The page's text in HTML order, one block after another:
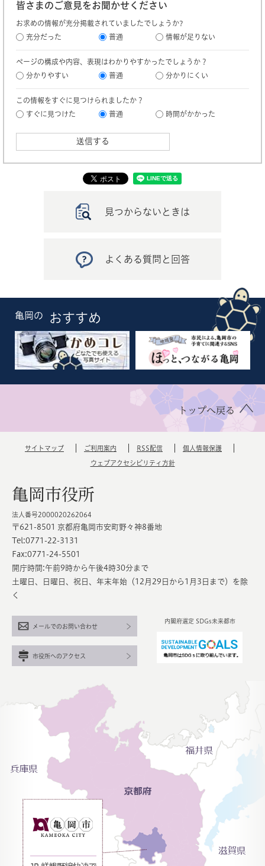
皆さまのご意見をお聞かせください
お求めの情報が充分掲載されていましたでしょうか?
充分だった
普通 情報が足りない
ページの構成や内容、表現はわかりやすかったでしょうか？
分かりやすい
普通 分かりにくい
この情報をすぐに見つけられましたか？
すぐに見つけた
普通 時間がかかった
見つからないときは
よくある質問と回答
亀岡の おすすめ
トップへ戻る
サイトマップ ご利用案内 RSS配信 個人情報保護
ウェブアクセシビリティ方針
亀岡市役所
法人番号2000020262064
〒621-8501 京都府亀岡市安町野々神8番地
Tel:0771-22-3131
Fax:0771-24-5501
開庁時間:午前9時から午後4時30分まで
土曜日、日曜日、祝日、年末年始（12月29日から1月3日まで）を除
く
内閣府選定 SDGs未来都市
メールでのお問い合わせ
市役所へのアクセス